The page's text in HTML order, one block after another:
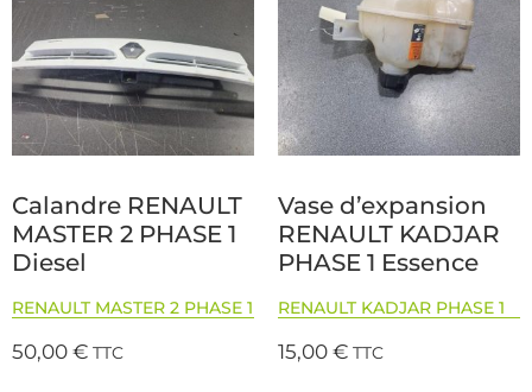
Calandre RENAULT
MASTER 2 PHASE 1
Diesel
RENAULT MASTER 2 PHASE 1
50,00€ TTC
Vase d’expansion
RENAULT KADJAR
PHASE 1 Essence
RENAULT KADJAR PHASE 1
15,00€ TTC